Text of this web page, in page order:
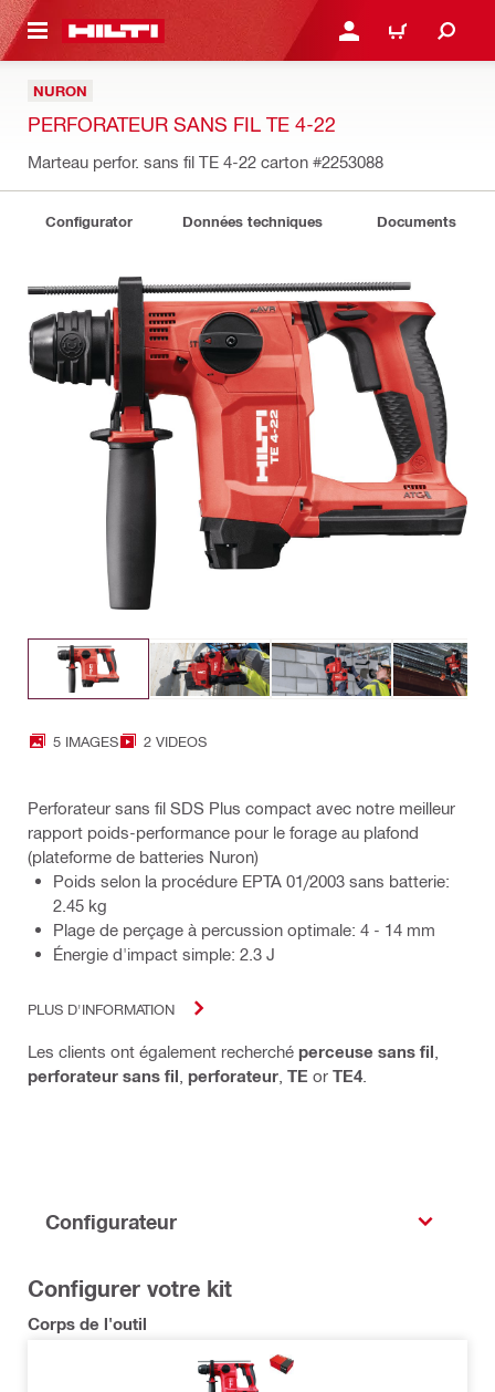
SE CONNECTER OU
PANIER
NURON
PERFORATEUR SANS FIL TE 4-22
Marteau perfor. sans fil TE 4-22 carton #2253088
Configurator Données techniques Documents
5 IMAGES 2 VIDEOS
Perforateur sans fil SDS Plus compact avec notre meilleur
rapport poids-performance pour le forage au plafond
(plateforme de batteries Nuron)
Poids selon la procédure EPTA 01/2003 sans batterie:
2.45 kg
Plage de perçage à percussion optimale: 4 - 14 mm
Énergie d'impact simple: 2.3 J
PLUS D'INFORMATION
Les clients ont également recherché perceuse sans fil
perforateur sans fil perforateur TE or TE4.
Configurateur
Configurer votre kit
Corps de l'outil